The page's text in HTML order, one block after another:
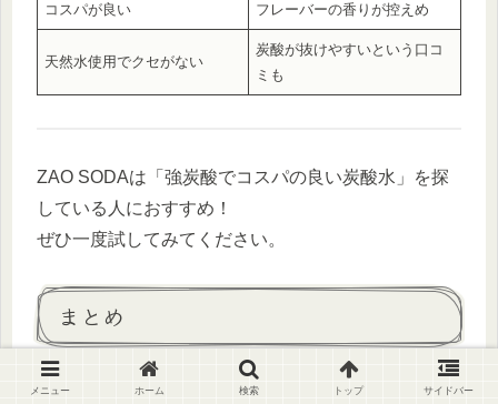
コスパが良い フレーバーの香りが控えめ
天然水使用でクセがない
炭酸が抜けやすいという口コ
ミも
ZAO SODAは「強炭酸でコスパの良い炭酸水」を探
している人におすすめ！
ぜひ一度試してみてください。
まとめ
ZAO SODAは、 蔵王連峰の天然水を使用した高品質
メニュー ホーム 検索 トップ サイドバー